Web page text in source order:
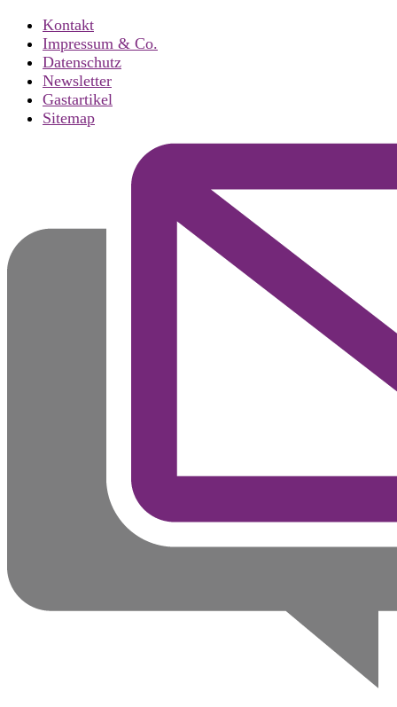
Kontakt
Impressum & Co.
Datenschutz
Newsletter
Gastartikel
Sitemap